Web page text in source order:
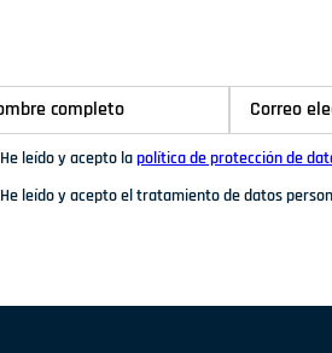
He leído y acepto lapolítica de protección de
He leído y acepto el tratamiento de datos